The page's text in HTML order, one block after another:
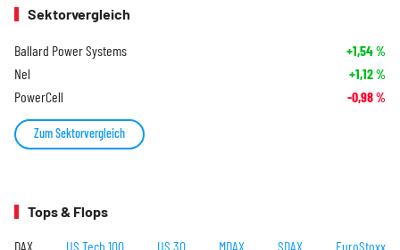
Sektorvergleich
Ballard Power Systems +1,54%
Nel +1,12%
PowerCell -0,98%
Zum Sektorvergleich
Tops & Flops
DAX US Tech 100 US 30 MDAX SDAX EuroStoxx